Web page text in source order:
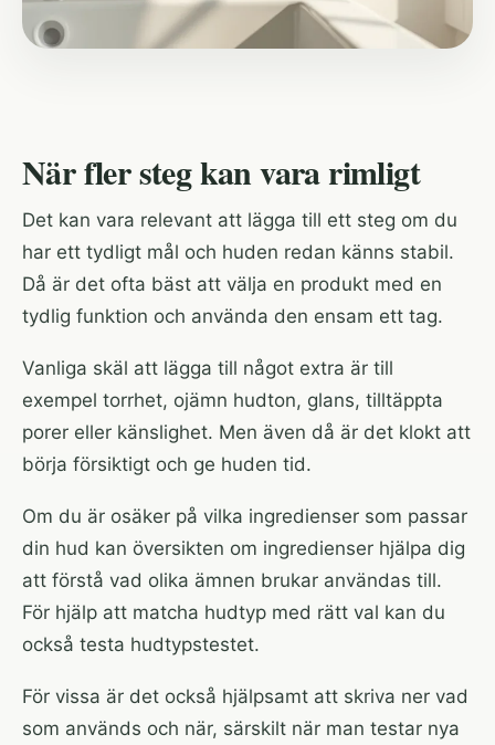
När fler steg kan vara rimligt
Det kan vara relevant att lägga till ett steg om du
har ett tydligt mål och huden redan känns stabil.
Då är det ofta bäst att välja en produkt med en
tydlig funktion och använda den ensam ett tag.
Vanliga skäl att lägga till något extra är till
exempel torrhet, ojämn hudton, glans, tilltäppta
porer eller känslighet. Men även då är det klokt att
börja försiktigt och ge huden tid.
Om du är osäker på vilka ingredienser som passar
din hud kan översikten om ingredienser hjälpa dig
att förstå vad olika ämnen brukar användas till.
För hjälp att matcha hudtyp med rätt val kan du
också testa hudtypstestet.
För vissa är det också hjälpsamt att skriva ner vad
som används och när, särskilt när man testar nya